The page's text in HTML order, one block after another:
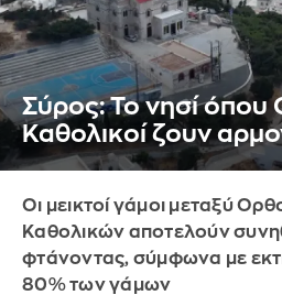
Σύρος: Το νησί όπου
Καθολικοί ζουν
Οι μεικτοί γάμοι μεταξύ
Καθολικών αποτελούν
φτάνοντας, σύμφωνα με
80% των γάμων